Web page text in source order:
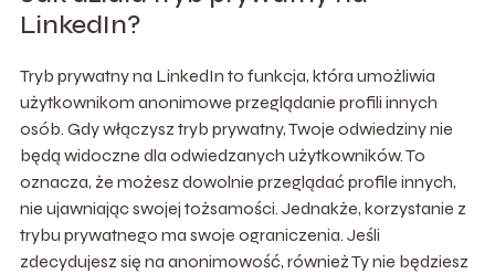
LinkedIn?
Tryb prywatny na LinkedIn to funkcja, która umożliwia
użytkownikom anonimowe przeglądanie profili innych
osób. Gdy włączysz tryb prywatny, Twoje odwiedziny nie
będą widoczne dla odwiedzanych użytkowników. To
oznacza, że możesz dowolnie przeglądać profile innych,
nie ujawniając swojej tożsamości. Jednakże, korzystanie z
trybu prywatnego ma swoje ograniczenia. Jeśli
zdecydujesz się na anonimowość, również Ty nie będziesz